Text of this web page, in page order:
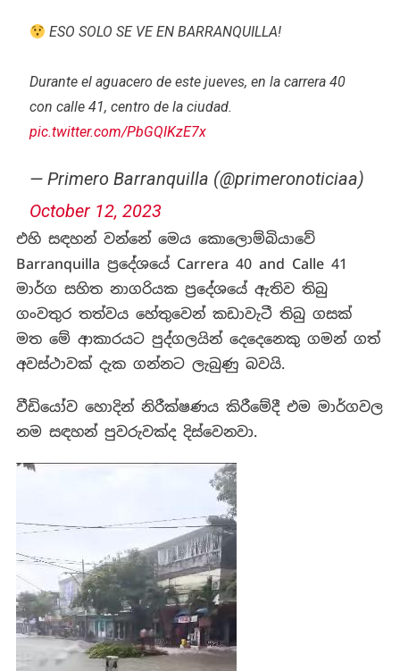
ESO SOLO SE VE EN BARRANQUILLA!
Durante el aguacero de este jueves, en la carrera 40
con calle 41, centro de la ciudad.
pic.twitter.com/PbGQIKzE7x
— Primero Barranquilla (@primeronoticiaa)
October 12, 2023
එහි සඳහන් වන්නේ මෙය කොලොම්බියාවේ
Barranquilla ප්‍රදේශයේ Carrera 40 and Calle 41
මාර්ග සහිත නාගරියක ප්‍රදේශයේ ඇතිව තිබු
ගංවතුර තත්වය හේතුවෙන් කඩාවැටී තිබු ගසක්
මත මේ ආකාරයට පුද්ගලයින් දෙදෙනෙකු ගමන් ගත්
අවස්ථාවක් දැක ගන්නට ලැබුණු බවයි.
වීඩියෝව හොදින් නිරීක්ෂණය කිරීමේදී එම මාර්ගවල
නම සඳහන් පුවරුවක්ද දිස්වෙනවා.